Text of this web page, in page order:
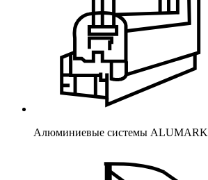
Алюминиевые системы ALUMARK